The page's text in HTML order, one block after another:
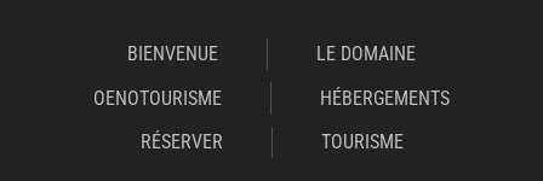
BIENVENUE
LE DOMAINE
OENOTOURISME
HÉBERGEMENTS
RÉSERVER
TOURISME